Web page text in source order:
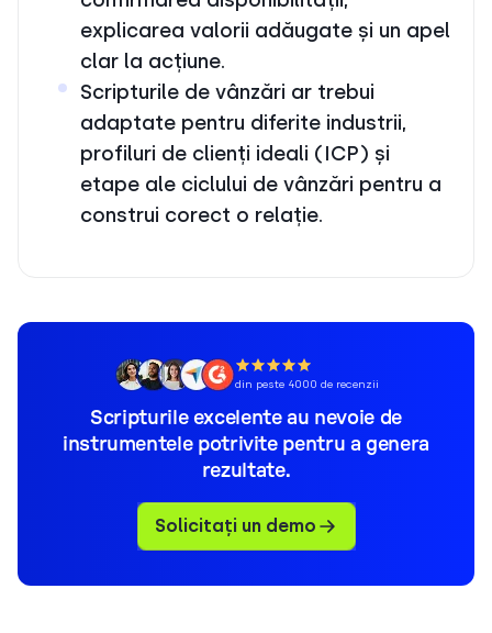
explicarea valorii adăugate și un apel
clar la acțiune.
Scripturile de vânzări ar trebui
adaptate pentru diferite industrii,
profiluri de clienți ideali (ICP) și
etape ale ciclului de vânzări pentru a
construi corect o relație.
din peste 4000 de recenzii
Scripturile excelente au nevoie de
instrumentele potrivite pentru a genera
rezultate.
Solicitați un demo